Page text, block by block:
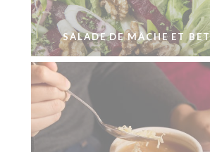
SALADE DE MÂCHE ET